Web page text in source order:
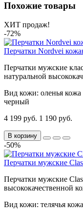
Похожие товары
ХИТ продаж!
-72%
Перчатки Nordvei
Перчатки мужские
натуральной
Вид кожи: оленья кожа
черный
4 199 руб. 1 190 руб.
В корзину
-50%
Перчатки мужские
Перчатки мужские
высококачественной
Вид кожи: телячья кожа